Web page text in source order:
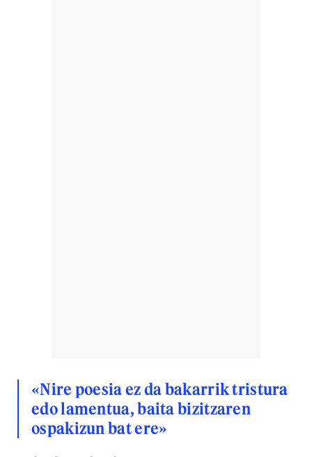
«Nire poesia ez da bakarrik tristura
edo lamentua, baita bizitzaren
ospakizun bat ere»